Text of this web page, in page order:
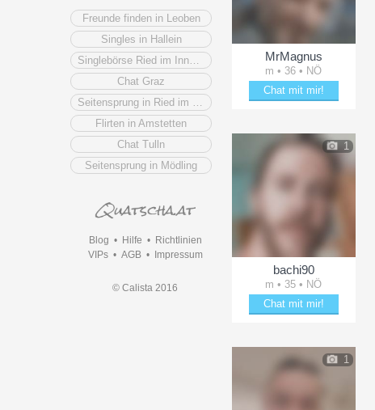
Freunde finden in Leoben
Singles in Hallein
Chat Graz
Flirten in Amstetten
Chat Tulln
Seitensprung in Mödling
Blog • Hilfe • Richtlinien
VIPs• AGB• Impressum
© Calista 2016
MrMagnus
m • 36 • NÖ
Chat mit mir!
1
bachi90
m • 35 • NÖ
Chat mit mir!
1